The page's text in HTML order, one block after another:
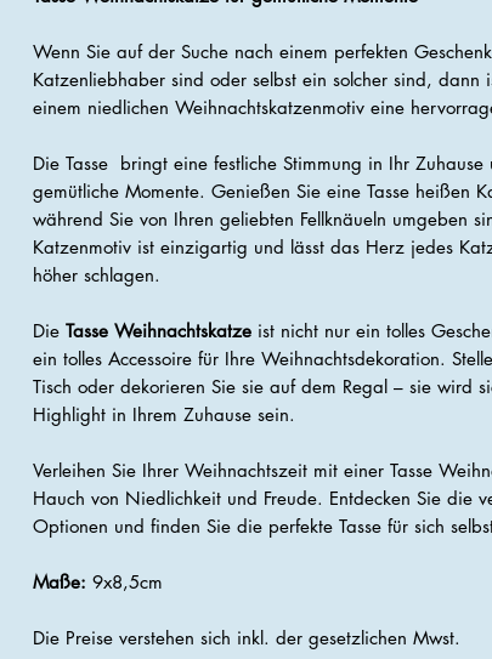
Wenn Sie auf der Suche nach einem perfekten
Katzenliebhaber sind oder selbst ein solcher sind, dann
einem niedlichen Weihnachtskatzenmotiv eine
Die Tasse bringt eine festliche Stimmung in Ihr Zuhause
gemütliche Momente. Genießen Sie eine Tasse heißen
während Sie von Ihren geliebten Fellknäueln umgeben
Katzenmotiv ist einzigartig und lässt das Herz jedes
höher schlagen.
Die Tasse Weihnachtskatze ist nicht nur ein tolles
ein tolles Accessoire für Ihre Weihnachtsdekoration.
Tisch oder dekorieren Sie sie auf dem Regal – sie wird
Highlight in Ihrem Zuhause sein.
Verleihen Sie Ihrer Weihnachtszeit mit einer Tasse
Hauch von Niedlichkeit und Freude. Entdecken Sie die
Optionen und finden Sie die perfekte Tasse für sich
Maße: 9x8,5cm
Die Preise verstehen sich inkl. der gesetzlichen Mwst.